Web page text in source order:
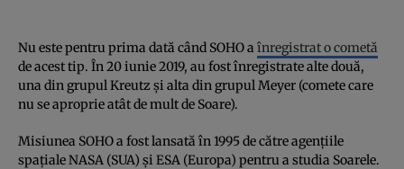
Nu este pentru prima dată când SOHO a înregistrat o cometă
de acest tip. În 20 iunie 2019, au fost înregistrate alte două,
una din grupul Kreutz şi alta din grupul Meyer (comete care
nu se aproprie atât de mult de Soare).
Misiunea SOHO a fost lansată în 1995 de către agenţiile
spaţiale NASA (SUA) şi ESA (Europa) pentru a studia Soarele.